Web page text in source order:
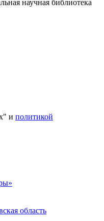
научная библиотека
и политикой